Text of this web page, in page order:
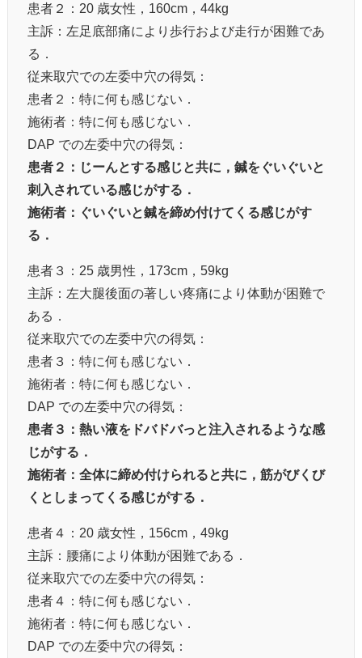
患者２：20 歳女性，160cm，44kg
主訴：左足底部痛により歩行および走行が困難であ
る．
従来取穴での左委中穴の得気：
患者２：特に何も感じない．
施術者：特に何も感じない．
DAP での左委中穴の得気：
患者２：じーんとする感じと共に，鍼をぐいぐいと
刺入されている感じがする．
施術者：ぐいぐいと鍼を締め付けてくる感じがす
る．
患者３：25 歳男性，173cm，59kg
主訴：左大腿後面の著しい疼痛により体動が困難で
ある．
従来取穴での左委中穴の得気：
患者３：特に何も感じない．
施術者：特に何も感じない．
DAP での左委中穴の得気：
患者３：熱い液をドバドバっと注入されるような感
じがする．
施術者：全体に締め付けられると共に，筋がびくび
くとしまってくる感じがする．
患者４：20 歳女性，156cm，49kg
主訴：腰痛により体動が困難である．
従来取穴での左委中穴の得気：
患者４：特に何も感じない．
施術者：特に何も感じない．
DAP での左委中穴の得気：